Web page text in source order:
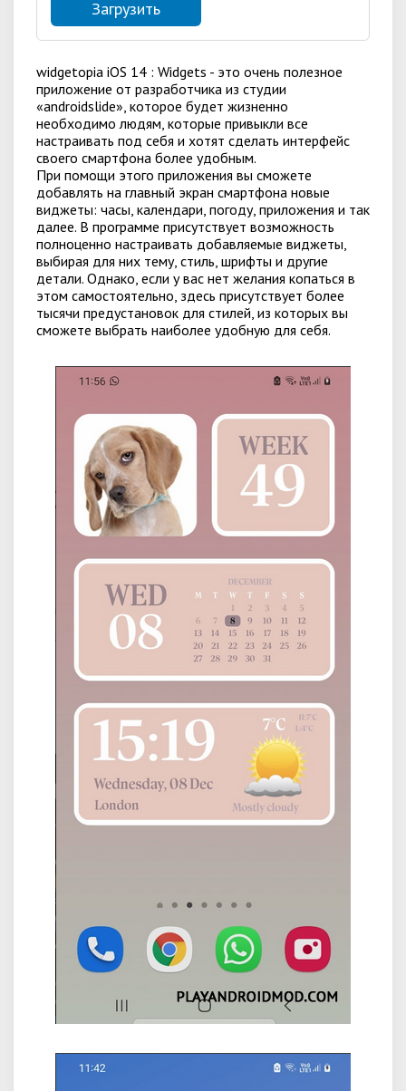
Загрузить
widgetopia iOS 14 : Widgets - это очень полезное
приложение от разработчика из студии
«androidslide», которое будет жизненно
необходимо людям, которые привыкли все
настраивать под себя и хотят сделать интерфейс
своего смартфона более удобным.
При помощи этого приложения вы сможете
добавлять на главный экран смартфона новые
виджеты: часы, календари, погоду, приложения и так
далее. В программе присутствует возможность
полноценно настраивать добавляемые виджеты,
выбирая для них тему, стиль, шрифты и другие
детали. Однако, если у вас нет желания копаться в
этом самостоятельно, здесь присутствует более
тысячи предустановок для стилей, из которых вы
сможете выбрать наиболее удобную для себя.